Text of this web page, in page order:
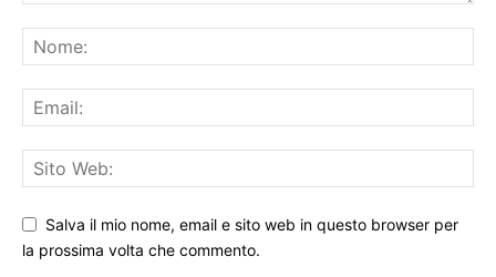
Salva il mio nome, email e sito web in questo browser per
la prossima volta che commento.